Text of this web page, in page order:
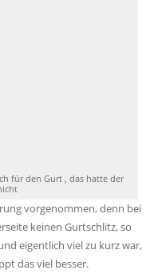
für den Gurt , das hatte der
vorgenommen, denn bei
keinen Gurtschlitz, so
eigentlich viel zu kurz war,
das viel besser.